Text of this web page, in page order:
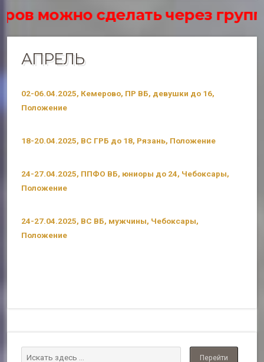
можно сделать через
АПРЕЛЬ
02-06.04.2025, Кемерово, ПР ВБ, девушки до 16,
Положение
18-20.04.2025, ВС ГРБ до 18, Рязань, Положение
24-27.04.2025, ППФО ВБ, юниоры до 24, Чебоксары,
Положение
24-27.04.2025, ВС ВБ, мужчины, Чебоксары,
Положение